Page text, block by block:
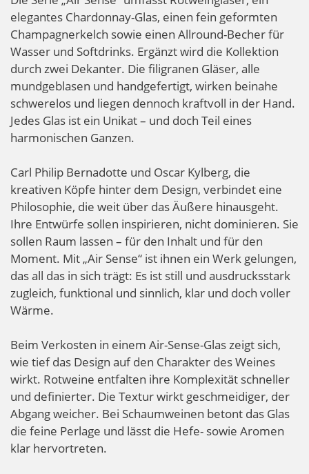
elegantes Chardonnay-Glas, einen fein geformten
Champagnerkelch sowie einen Allround-Becher für
Wasser und Softdrinks. Ergänzt wird die Kollektion
durch zwei Dekanter. Die filigranen Gläser, alle
mundgeblasen und handgefertigt, wirken beinahe
schwerelos und liegen dennoch kraftvoll in der Hand.
Jedes Glas ist ein Unikat – und doch Teil eines
harmonischen Ganzen.
Carl Philip Bernadotte und Oscar Kylberg, die
kreativen Köpfe hinter dem Design, verbindet eine
Philosophie, die weit über das Äußere hinausgeht.
Ihre Entwürfe sollen inspirieren, nicht dominieren. Sie
sollen Raum lassen – für den Inhalt und für den
Moment. Mit „Air Sense“ ist ihnen ein Werk gelungen,
das all das in sich trägt: Es ist still und ausdrucksstark
zugleich, funktional und sinnlich, klar und doch voller
Wärme.
Beim Verkosten in einem Air-Sense-Glas zeigt sich,
wie tief das Design auf den Charakter des Weines
wirkt. Rotweine entfalten ihre Komplexität schneller
und definierter. Die Textur wirkt geschmeidiger, der
Abgang weicher. Bei Schaumweinen betont das Glas
die feine Perlage und lässt die Hefe- sowie Aromen
klar hervortreten.